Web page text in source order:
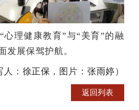
理健康教育”与“美育”的融
发展保驾护航。
： 徐正保 ，图片：张雨婷 ）